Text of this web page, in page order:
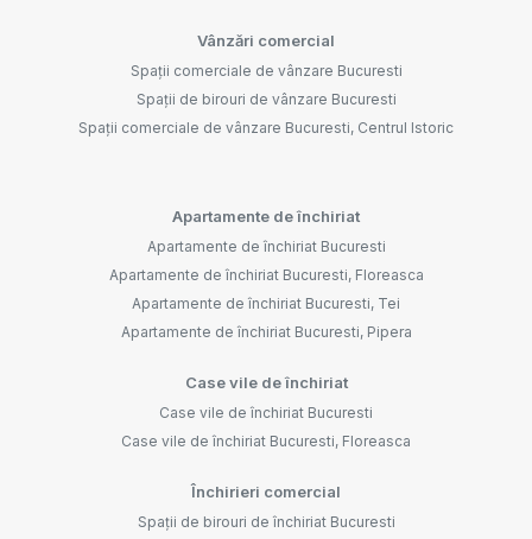
Vânzări comercial
Spații comerciale de vânzare Bucuresti
Spații de birouri de vânzare Bucuresti
Spații comerciale de vânzare Bucuresti, Centrul Istoric
Apartamente de închiriat
Apartamente de închiriat Bucuresti
Apartamente de închiriat Bucuresti, Floreasca
Apartamente de închiriat Bucuresti, Tei
Apartamente de închiriat Bucuresti, Pipera
Case vile de închiriat
Case vile de închiriat Bucuresti
Case vile de închiriat Bucuresti, Floreasca
Închirieri comercial
Spații de birouri de închiriat Bucuresti